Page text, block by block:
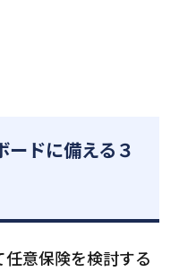
ドに備える３
意保険を検討する